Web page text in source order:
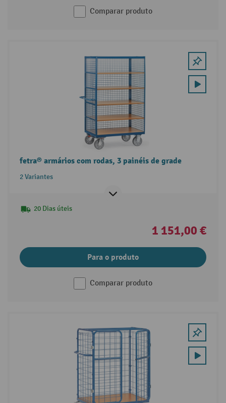
Comparar produto
fetra® armários com rodas, 3 painéis de grade
2 Variantes
20 Dias úteis
1 151,00 €
Para o produto
Comparar produto